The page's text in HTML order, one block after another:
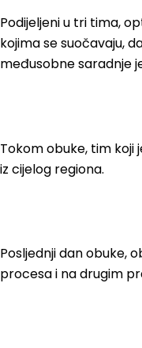
Podijeljeni u tri tima,
kojima se suočavaju,
međusobne saradnje
Tokom obuke, tim koji
iz cijelog regiona.
Posljednji dan obuke,
procesa i na drugim